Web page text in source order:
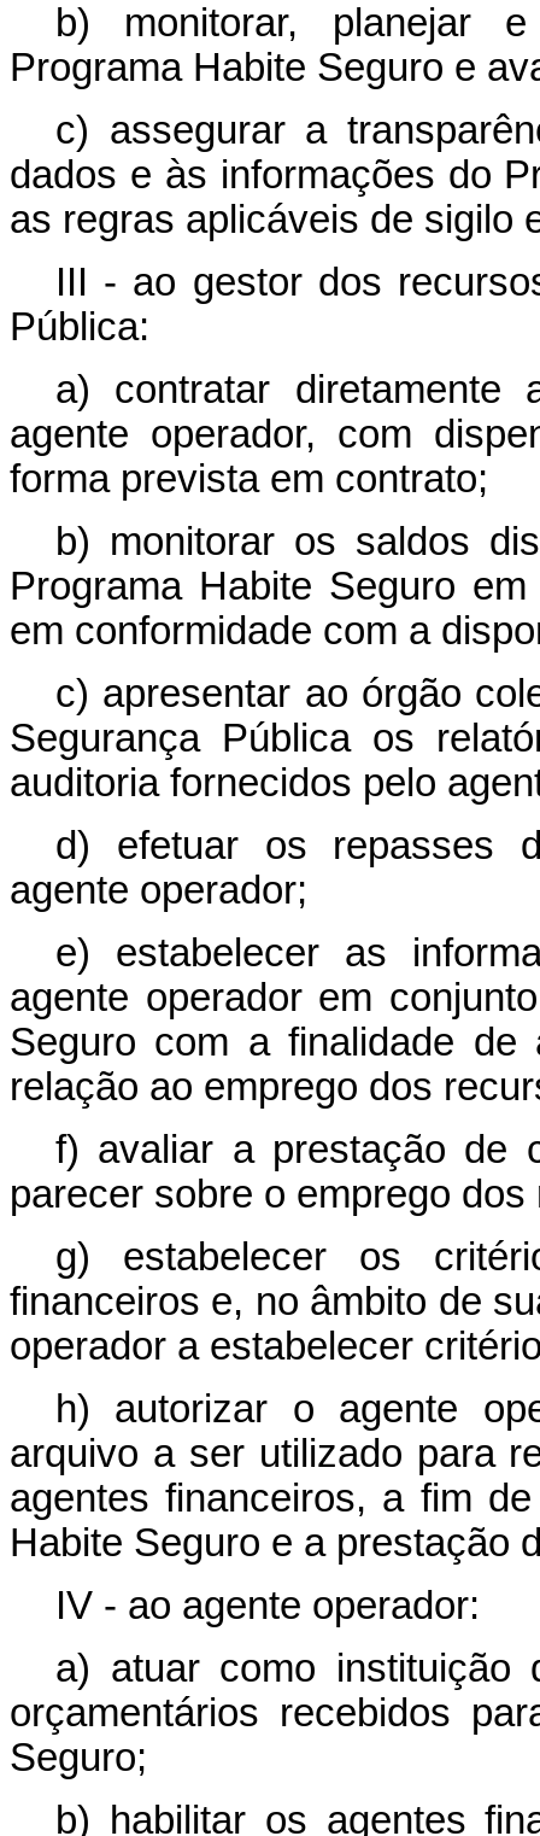
b) monitorar, planejar
Programa Habite Seguro e
c) assegurar a
dados e às informações do
as regras aplicáveis de sigilo
III - ao gestor dos
Pública:
a) contratar diretamente
agente operador, com
forma prevista em contrato;
b) monitorar os saldos
Programa Habite Seguro
em conformidade com a
c) apresentar ao órgão
Segurança Pública os
auditoria fornecidos pelo
d) efetuar os repasses
agente operador;
e) estabelecer as
agente operador em
Seguro com a finalidade de
relação ao emprego dos
f) avaliar a prestação de
parecer sobre o emprego
g) estabelecer os
financeiros e, no âmbito de
operador a estabelecer
h) autorizar o agente
arquivo a ser utilizado para
agentes financeiros, a fim
Habite Seguro e a prestação
IV - ao agente operador:
a) atuar como instituição
orçamentários recebidos
Seguro;
b) habilitar os agentes